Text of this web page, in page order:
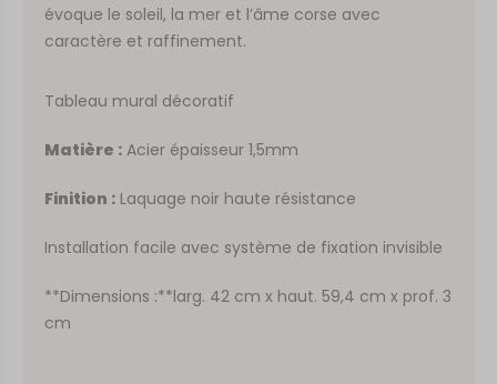
évoque le soleil, la mer et l’âme corse avec
caractère et raffinement.
Tableau mural décoratif
Matière : Acier épaisseur 1,5mm
Finition : Laquage noir haute résistance
Installation facile avec système de fixation invisible
**Dimensions :**larg. 42 cm x haut. 59,4 cm x prof. 3
cm